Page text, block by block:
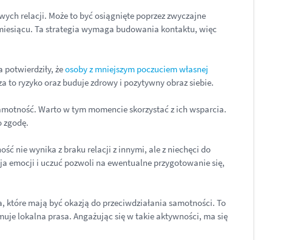
relacji. Może to być osiągnięte poprzez zwyczajne
Ta strategia wymaga budowania kontaktu, więc
potwierdziły, żeosoby z mniejszym poczuciem własnej
to ryzyko oraz buduje zdrowy i pozytywny obraz siebie.
Warto w tym momencie skorzystać z ich wsparcia.
zgodę.
nie wynika z braku relacji z innymi, ale z niechęci do
emocji i uczuć pozwoli na ewentualne przygotowanie się,
które mają być okazją do przeciwdziałania samotności. To
lokalna prasa. Angażując się w takie aktywności, ma się